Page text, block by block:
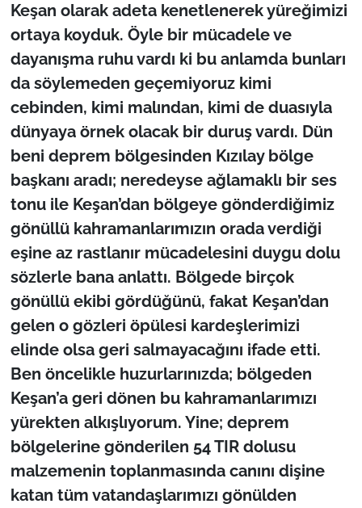
Keşan olarak adeta kenetlenerek yüreğimizi
ortaya koyduk. Öyle bir mücadele ve
dayanışma ruhu vardı ki bu anlamda bunları
da söylemeden geçemiyoruz kimi
cebinden, kimi malından, kimi de duasıyla
dünyaya örnek olacak bir duruş vardı. Dün
beni deprem bölgesinden Kızılay bölge
başkanı aradı; neredeyse ağlamaklı bir ses
tonu ile Keşan’dan bölgeye gönderdiğimiz
gönüllü kahramanlarımızın orada verdiği
eşine az rastlanır mücadelesini duygu dolu
sözlerle bana anlattı. Bölgede birçok
gönüllü ekibi gördüğünü, fakat Keşan’dan
gelen o gözleri öpülesi kardeşlerimizi
elinde olsa geri salmayacağını ifade etti.
Ben öncelikle huzurlarınızda; bölgeden
Keşan’a geri dönen bu kahramanlarımızı
yürekten alkışlıyorum. Yine; deprem
bölgelerine gönderilen 54 TIR dolusu
malzemenin toplanmasında canını dişine
katan tüm vatandaşlarımızı gönülden